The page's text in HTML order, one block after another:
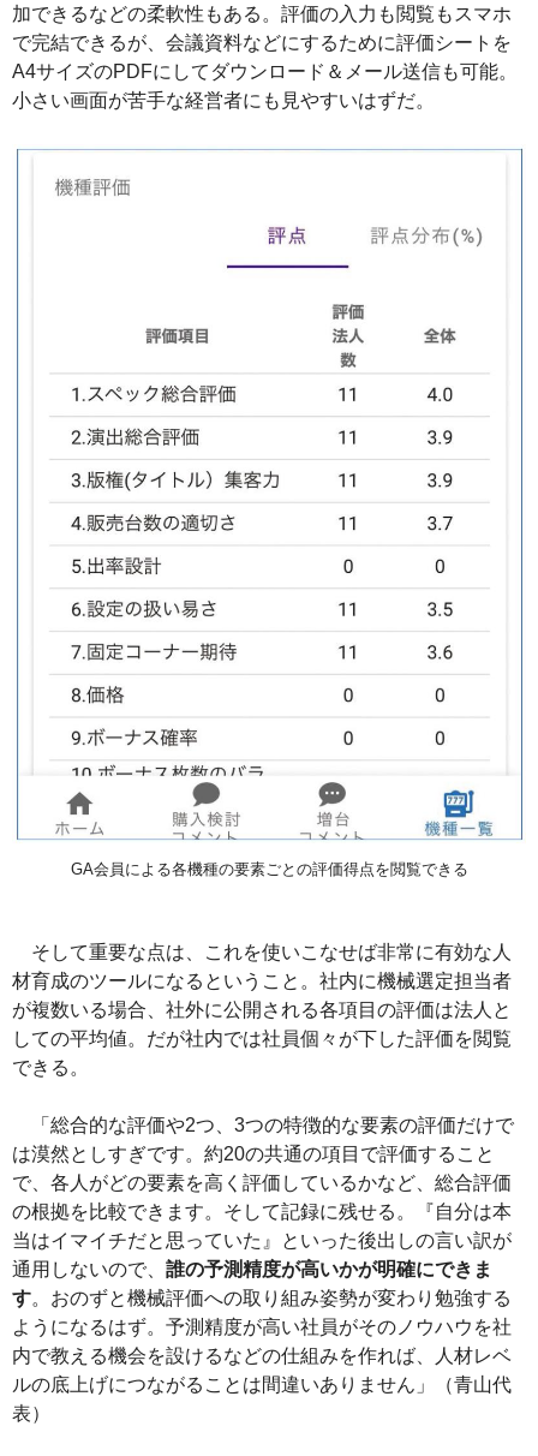
加できるなどの柔軟性もある。評価の入力も閲覧もスマホ
で完結できるが、会議資料などにするために評価シートを
A4サイズのPDFにしてダウンロード＆メール送信も可能。
小さい画面が苦手な経営者にも見やすいはずだ。
GA会員による各機種の要素ごとの評価得点を閲覧できる
そして重要な点は、これを使いこなせば非常に有効な人
材育成のツールになるということ。社内に機械選定担当者
が複数いる場合、社外に公開される各項目の評価は法人と
しての平均値。だが社内では社員個々が下した評価を閲覧
できる。
「総合的な評価や2つ、3つの特徴的な要素の評価だけで
は漠然としすぎです。約20の共通の項目で評価すること
で、各人がどの要素を高く評価しているかなど、総合評価
の根拠を比較できます。そして記録に残せる。『自分は本
当はイマイチだと思っていた』といった後出しの言い訳が
通用しないので、 誰の予測精度が高いかが明確にできま
す。おのずと機械評価への取り組み姿勢が変わり勉強する
ようになるはず。予測精度が高い社員がそのノウハウを社
内で教える機会を設けるなどの仕組みを作れば、人材レベ
ルの底上げにつながることは間違いありません」（青山代
表）